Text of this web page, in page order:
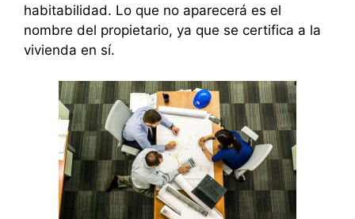
habitabilidad. Lo que no aparecerá es el
nombre del propietario, ya que se certifica a la
vivienda en sí.